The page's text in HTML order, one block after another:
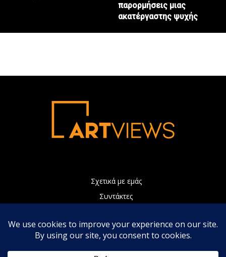
παρορμήσεις μιας
ακατέργαστης ψυχής
Σχετικά με εμάς
Συντάκτες
Πολιτική Απορρήτου
Επικοινωνία